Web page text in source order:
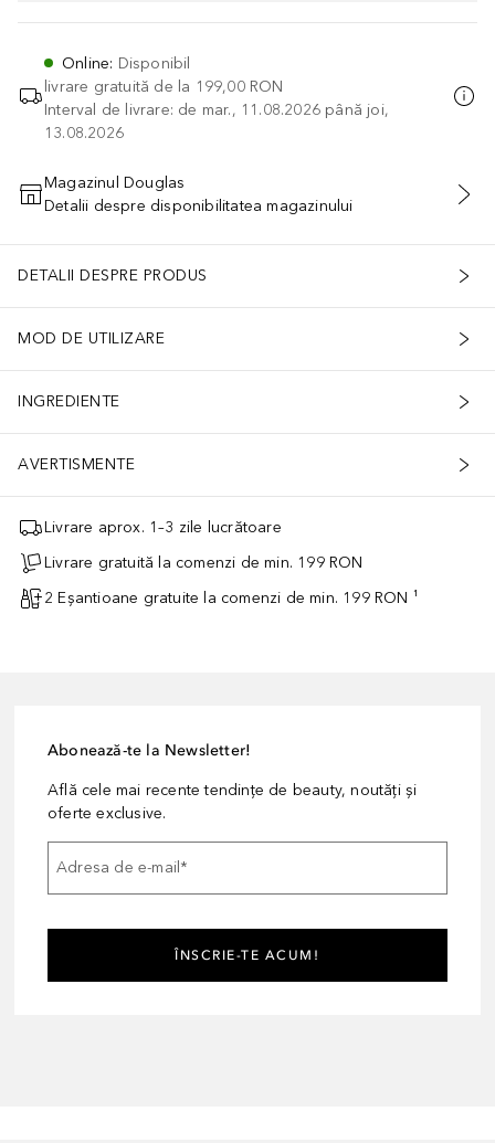
Online: Disponibil
livrare gratuită de la 199,00 RON
Interval de livrare: de mar., 11.08.2026 până joi,
13.08.2026
ADĂUGAȚI ÎN COŞ
Magazinul Douglas
Detalii despre disponibilitatea magazinului
DETALII DESPRE PRODUS
MOD DE UTILIZARE
INGREDIENTE
AVERTISMENTE
Livrare aprox. 1–3 zile lucrătoare
Livrare gratuită la comenzi de min. 199 RON
2 Eșantioane gratuite la comenzi de min. 199 RON ¹
Abonează-te la Newsletter!
Află cele mai recente tendințe de beauty, noutăți și
oferte exclusive.
Adresa de e-mail*
ÎNSCRIE-TE ACUM!